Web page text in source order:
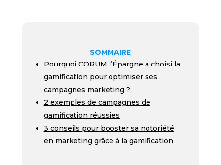
SOMMAIRE
Pourquoi CORUM l’Épargne a choisi la
gamification pour optimiser ses
campagnes marketing ?
2 exemples de campagnes de
gamification réussies
3 conseils pour booster sa notoriété
en marketing grâce à la gamification